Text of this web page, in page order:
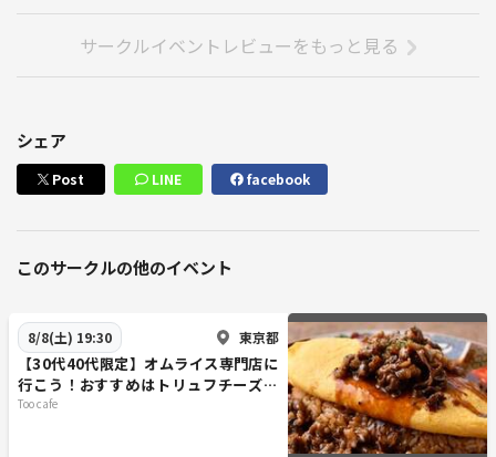
サークルイベントレビューをもっと見る
シェア
Post LINE facebook
このサークルの他のイベント
8/8(土) 19:30 東京都
【30代40代限定】オムライス専門店に
行こう！おすすめはトリュフチーズソ
ースのオムライスです🐽🐽
Too cafe